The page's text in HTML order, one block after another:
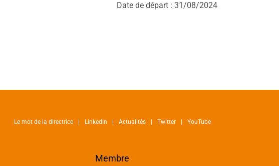
Date de départ : 31/08/2024
Le mot de la directrice LinkedIn Actualités Twitter YouTube
Membre